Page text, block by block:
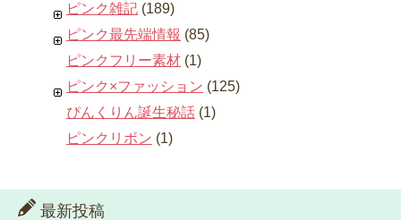
ピンク雑記 (189)
ピンク最先端情報 (85)
ピンクフリー素材 (1)
ピンク×ファッション (125)
ぴんくりん誕生秘話 (1)
ピンクリボン (1)
最新投稿